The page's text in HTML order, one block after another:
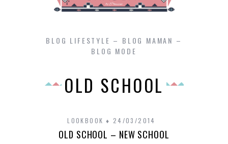
BLOG LIFESTYLE – BLOG MAMAN –
BLOG MODE
OLD SCHOOL
LOOKBOOK 24/03/2014
OLD SCHOOL – NEW SCHOOL